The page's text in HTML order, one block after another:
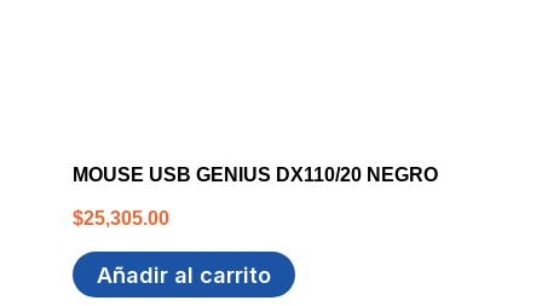
MOUSE USB GENIUS DX110/20 NEGRO
$25,305.00
Añadir al carrito